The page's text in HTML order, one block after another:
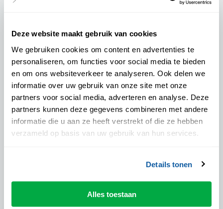
Deze website maakt gebruik van cookies
We gebruiken cookies om content en advertenties te
personaliseren, om functies voor social media te bieden
en om ons websiteverkeer te analyseren. Ook delen we
informatie over uw gebruik van onze site met onze
partners voor social media, adverteren en analyse. Deze
partners kunnen deze gegevens combineren met andere
informatie die u aan ze heeft verstrekt of die ze hebben
verzameld op basis van uw gebruik van hun services.
Details tonen
Alles toestaan
Algemene informatie
Locatie:
Theater de Spiegel - Mateboerzaal
Aanvangstijd:
20:15 uur
Eindtijd:
22.15 uur
Drankje inclusief:
Podiumpas geaccepteerd: